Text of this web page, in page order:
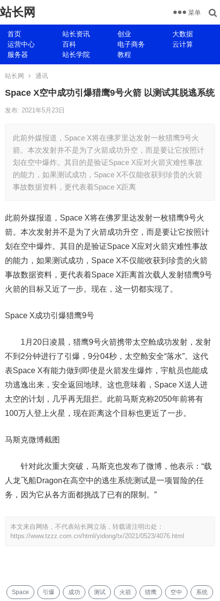
站长网
首页 站长资讯 创业
大数据
运营中心
百科 电子商务
云计算
服务器
站长学院 教程
菜单
站长网 通讯
Space X空中成功引爆猎鹰9号火箭 以测试其脱逃系统
发布: 2021年5月23日
此前外媒报道，Space X将在佛罗里达发射一枚猎鹰9号火
箭。本次发射并不是为了火箭成功升空，而是要让它按照计
划在空中爆炸。其目的是验证Space X应对火箭灾难性事故
的能力，如果测试成功，Space X不仅能收获到珍贵的火箭
事故数据资料，更代表着Space X距离
此前外媒报道，Space X将在佛罗里达发射一枚猎鹰9号火
箭。本次发射并不是为了火箭成功升空，而是要让它按照计
划在空中爆炸。其目的是验证Space X应对火箭灾难性事故
的能力，如果测试成功，Space X不仅能收获到珍贵的火箭
事故数据资料，更代表着Space X距离首次载人发射猎鹰9号
火箭的目标又近了一步。现在，这一切都实现了。
Space X成功引爆猎鹰9号
1月20日凌晨，猎鹰9号火箭携带太空舱成功发射，发射
不到2分钟进行了引爆，9分04秒，太空舱安全“落水”。这代
表Space X有能力做到即使是火箭发生爆炸，宇航员也能成
功逃逸出来，安全返回地球。这也意味着，Space X送人进
太空的计划，几乎再无阻拦。此前马斯克称2050年前将有
100万人登上火星，现在距离这个目标也更近了一步。
马斯克微博截图
针对此次重大突破，马斯克也发布了微博，他表示：“载
人龙飞船Dragon在高空中的逃生系统测试是一项冒险的任
务，因为它从各方面都挑战了已有的限制。”
本文来自网络，不代表站长网立场，转载请注明出处：
https://www.tzzz.com.cn/html/yidong/tx/2021/0523/4076.html
Space 引爆 成功 测试 火箭 猎鹰 空中 系统